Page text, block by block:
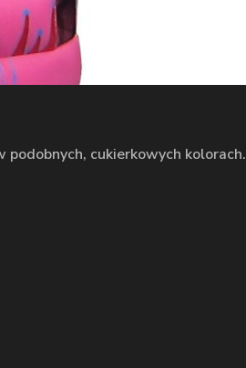
podobnych, cukierkowych kolorach.